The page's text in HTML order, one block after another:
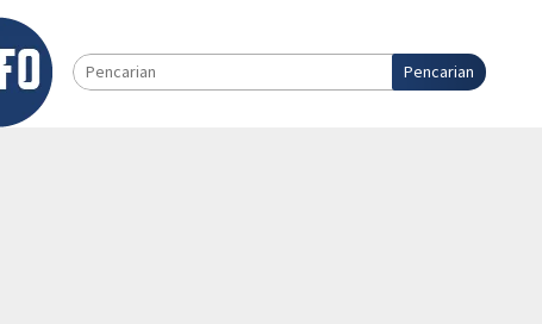
Pencarian